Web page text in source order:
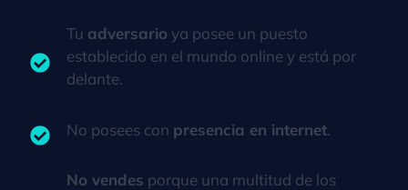
Tu adversario ya posee un puesto
establecido en el mundo online y está por
delante.
No posees con presencia en internet.
No vendes porque una multitud de los